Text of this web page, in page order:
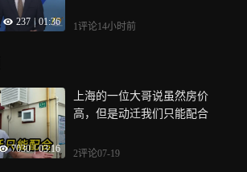
237 | 01:36 1评论14小时前
7030 | 03:16
上海的一位大哥说虽然房价
高，但是动迁我们只能配合
2评论07-19